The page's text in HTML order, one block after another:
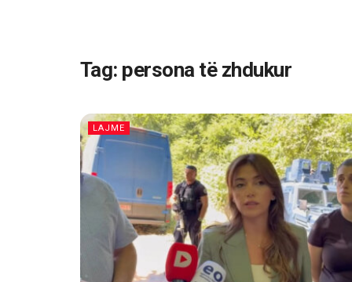
Tag: persona të zhdukur
LAJME